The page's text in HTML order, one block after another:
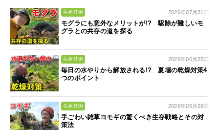
生産技術 2026年07月31日
モグラにも意外なメリットが!? 駆除が難しいモ
グラとの共存の道を探る
生産技術 2026年06月25日
毎日の水やりから解放される!? 夏場の乾燥対策4
つのポイント
生産技術 2026年05月29日
手ごわい雑草ヨモギの驚くべき生存戦略とその対
策法